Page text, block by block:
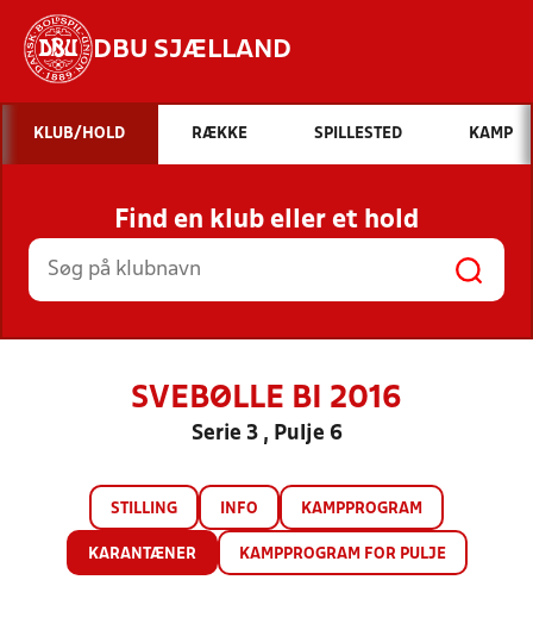
DBU SJÆLLAND
Hvad vil du søge efter?
INDHOLD OG NYHEDER
STILLINGER, RESULTATER, KLUBBER OG
HOLD
KLUB/HOLD RÆKKE SPILLESTED KAMP
Find en klub eller et hold
SVEBØLLE BI 2016
Serie 3 , Pulje 6
STILLING INFO KAMPPROGRAM
KARANTÆNER KAMPPROGRAM FOR PULJE